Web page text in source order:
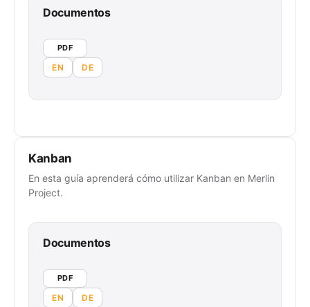
Documentos
PDF
EN DE
Kanban
En esta guía aprenderá cómo utilizar Kanban en Merlin
Project.
Documentos
PDF
EN DE